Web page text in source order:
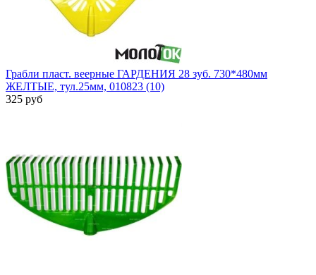
Грабли пласт. веерные ГАРДЕНИЯ 28 зуб. 730*480мм
ЖЕЛТЫЕ, тул.25мм, 010823 (10)
325 руб